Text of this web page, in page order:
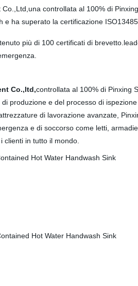
controllata al 100% di
e ha superato la certificazione
più di 100 certificati di
Co.,ltd,controllata al 100% di Pinxing
produzione e del processo di
di lavorazione avanzate,
e di soccorso come letti,
clienti in tutto il mondo.